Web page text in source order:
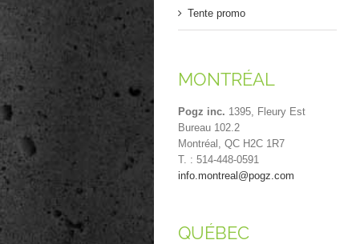
Tente promo
MONTRÉAL
Pogz inc. 1395, Fleury Est
Bureau 102.2
Montréal, QC H2C 1R7
T. : 514-448-0591
info.montreal@pogz.com
QUÉBEC